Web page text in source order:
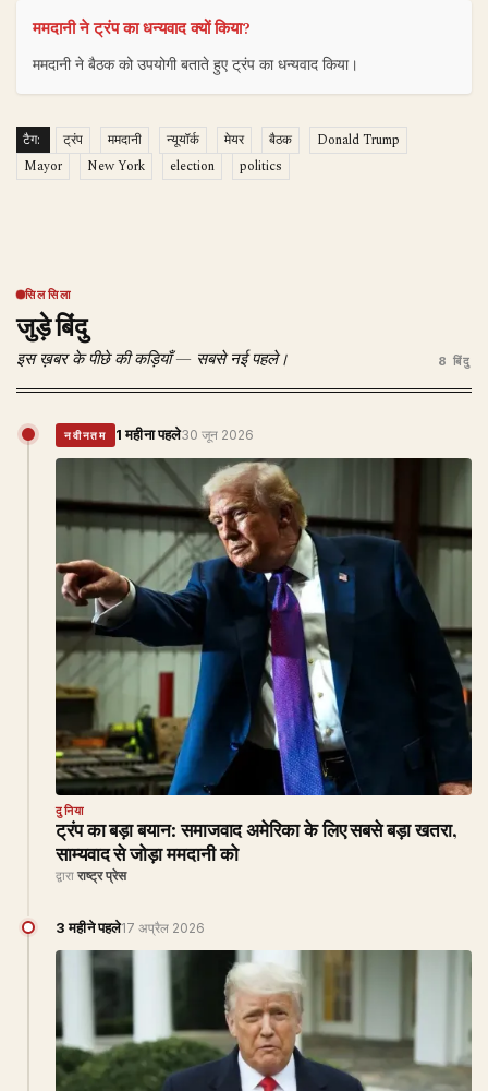
ममदानी ने ट्रंप का धन्यवाद क्यों किया?
ममदानी ने बैठक को उपयोगी बताते हुए ट्रंप का धन्यवाद किया।
टैग: ट्रंप ममदानी न्यूयॉर्क मेयर बैठक
Donald Trump
Mayor
New York election politics
सिलसिला
जुड़े बिंदु
इस ख़बर के पीछे की कड़ियाँ — सबसे नई पहले। 8 बिंदु
नवीनतम 1 महीना पहले30 जून 2026
दुनिया
ट्रंप का बड़ा बयान: समाजवाद अमेरिका के लिए सबसे बड़ा खतरा,
साम्यवाद से जोड़ा ममदानी को
द्वारा राष्ट्र प्रेस
3 महीने पहले17 अप्रैल 2026